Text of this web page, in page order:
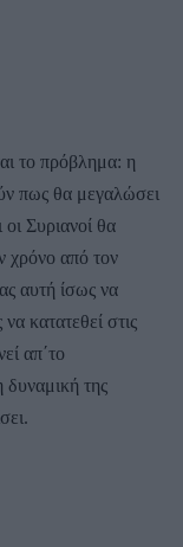
το πρόβλημα: η
πως θα μεγαλώσει
οι Συριανοί θα
χρόνο από τον
αυτή ίσως να
κατατεθεί στις
απ΄το
δυναμική της